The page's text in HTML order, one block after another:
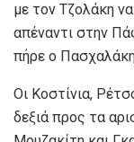
με τον Τζολάκη
απέναντι στην
πήρε ο
Οι Κοστίνια,
δεξιά προς τα